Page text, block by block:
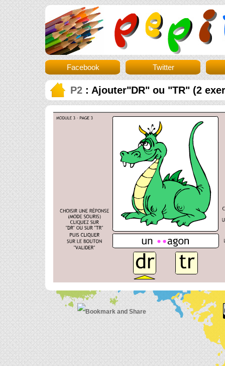
Facebook Twitter
P2 : Ajouter"DR" ou "TR" (2